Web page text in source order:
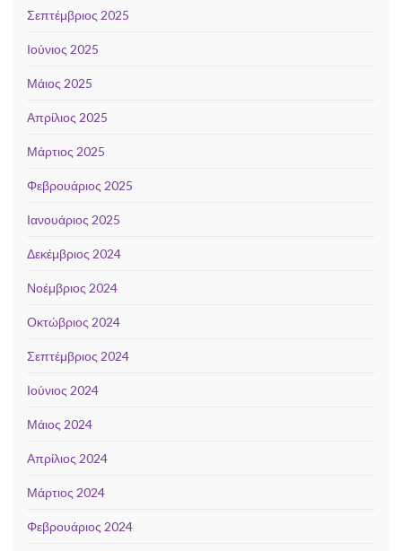
Σεπτέμβριος 2025
Ιούνιος 2025
Μάιος 2025
Απρίλιος 2025
Μάρτιος 2025
Φεβρουάριος 2025
Ιανουάριος 2025
Δεκέμβριος 2024
Νοέμβριος 2024
Οκτώβριος 2024
Σεπτέμβριος 2024
Ιούνιος 2024
Μάιος 2024
Απρίλιος 2024
Μάρτιος 2024
Φεβρουάριος 2024